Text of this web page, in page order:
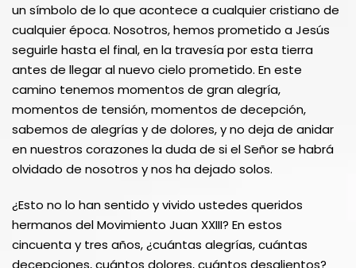
un símbolo de lo que acontece a cualquier cristiano de
cualquier época. Nosotros, hemos prometido a Jesús
seguirle hasta el final, en la travesía por esta tierra
antes de llegar al nuevo cielo prometido. En este
camino tenemos momentos de gran alegría,
momentos de tensión, momentos de decepción,
sabemos de alegrías y de dolores, y no deja de anidar
en nuestros corazones la duda de si el Señor se habrá
olvidado de nosotros y nos ha dejado solos.
¿Esto no lo han sentido y vivido ustedes queridos
hermanos del Movimiento Juan XXIII? En estos
cincuenta y tres años, ¿cuántas alegrías, cuántas